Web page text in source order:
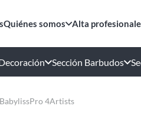
Quiénes somos Alta
Sección Barbudos
4Artists